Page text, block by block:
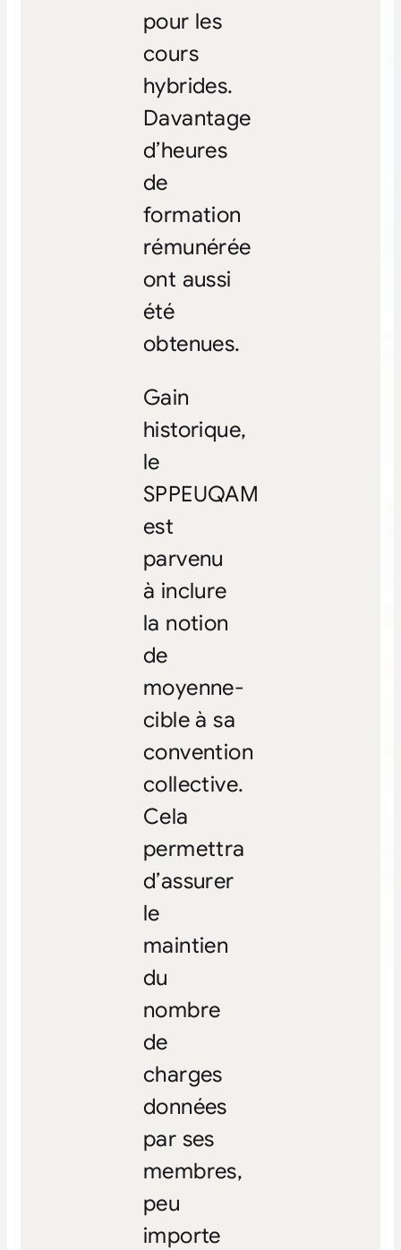
pour les
cours
hybrides.
Davantage
d’heures
de
formation
rémunérée
ont aussi
été
obtenues.
Gain
historique,
le
SPPEUQAM
est
parvenu
à inclure
la notion
de
moyenne-
cible à sa
convention
collective.
Cela
permettra
d’assurer
le
maintien
du
nombre
de
charges
données
par ses
membres,
peu
importe